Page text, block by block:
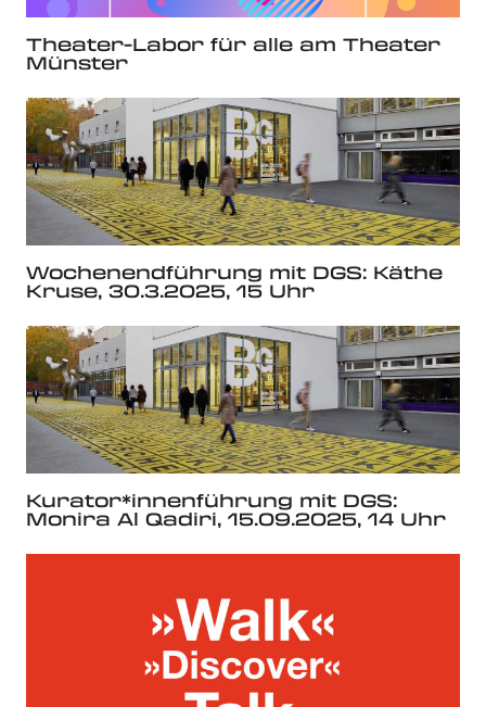
Theater-Labor für alle am Theater
Münster
Wochenendführung mit DGS: Käthe
Kruse, 30.3.2025, 15 Uhr
Kurator*innenführung mit DGS:
Monira Al Qadiri, 15.09.2025, 14 Uhr